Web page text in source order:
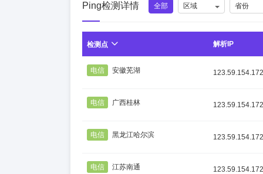
Ping检测详情 全部 区域 省份
检测点 解析IP
电信 安徽芜湖 123.59.154.172
电信 广西桂林 123.59.154.172
电信 黑龙江哈尔滨 123.59.154.172
电信 江苏南通 123.59.154.172